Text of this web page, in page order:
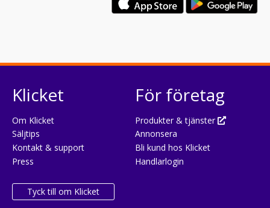
Klicket
Om Klicket
Säljtips
Kontakt & support
Press
Tyck till om Klicket
För företag
Produkter & tjänster
Annonsera
Bli kund hos Klicket
Handlarlogin